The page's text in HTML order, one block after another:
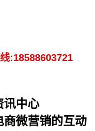
:18588603721
讯中心
微营销的互动